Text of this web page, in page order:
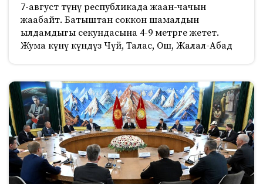
7-август түнү республикада жаан-чачын
жаабайт. Батыштан соккон шамалдын
ылдамдыгы секундасына 4-9 метрге жетет.
Жума күнү күндүз Чүй, Талас, Ош, Жалал-Абад